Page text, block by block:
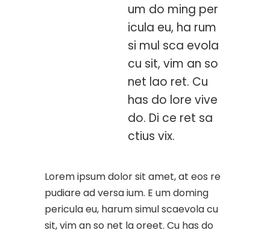
um do ming per
icula eu, ha rum
si mul sca evola
cu sit, vim an so
net lao ret. Cu
has do lore vive
do. Di ce ret sa
ctius vix.
Lorem ipsum dolor sit amet, at eos re
pudiare ad versa ium. E um doming
pericula eu, harum simul scaevola cu
sit, vim an so net la oreet. Cu has do